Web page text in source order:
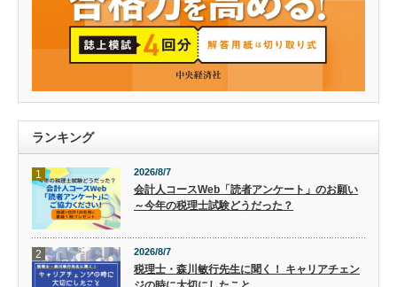
ランキング
1 2026/8/7
会計人コースWeb「読者アンケート」のお願い
～今年の税理士試験どうだった？
2 2026/8/7
税理士・森川敏行先生に聞く！ キャリアチェン